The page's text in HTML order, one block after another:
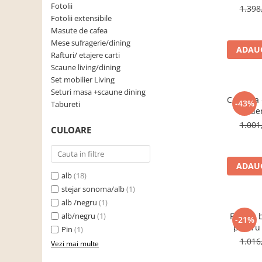
Scaune living/dining
Set mobilier Living
Seturi masa +scaune dining
Suporturi si tavi
Mobilier/seturi de bucatarie
Scaune bucatarie
Scaune din lemn
Comode lux-ultramoderne
Fotolii
Fotolii extensibile
Masute de cafea
Mese sufragerie/dining
Rafturi/ etajere carti
Scaune living/dining
Set mobilier Living
Seturi masa +scaune dining
Tabureti
CULOARE
alb(18)
stejar sonoma/alb(1)
alb /negru (1)
alb/negru (1)
Pin (1)
Vezi mai multe
artisan,
-43%
-21%
Fotoliu
pentru